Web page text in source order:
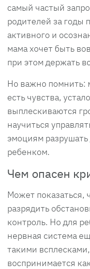
самый частый
родителей за годы
активного и
мама хочет быть
при этом держать
Но важно помнить:
есть чувства,
выплескиваются
научиться
эмоциям
ребенком.
Чем опасен
Может показаться,
разрядить
контроль. Но для
нервная система
такими
воспринимается